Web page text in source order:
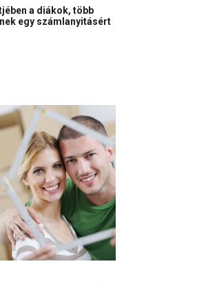
a diákok, több
egy számlanyitásért